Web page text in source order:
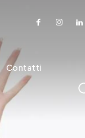
Contatti